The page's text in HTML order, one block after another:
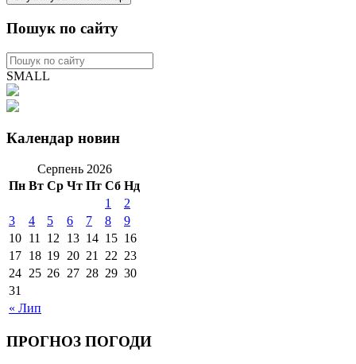
Пошук по сайту
SMALL
Календар новин
Серпень 2026
Пн Вт Ср Чт Пт Сб Нд
« Лип
1
2
3
4 5 6 7 8
9
10 11 12 13 14 15 16
17 18 19 20 21 22 23
24 25 26 27 28 29 30
31
ПРОГНОЗ ПОГОДИ